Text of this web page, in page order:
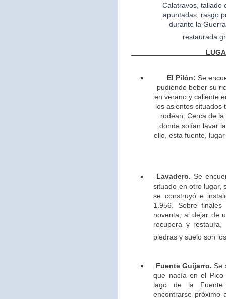
Calatravos, tallado
apuntadas, rasgo
durante la
restaurada
El Pilón: Se
pudiendo beber su
en verano y caliente
los asientos situados
rodean. Cerca de
donde solían lavar
ello, esta fuente,
Lavadero. Se
situado en otro lugar,
se construyó e
1.956. Sobre
noventa, al dejar de
recupera y restaura,
piedras y suelo son
Fuente Guijarro. Se
que nacía en el
lago de la
encontrarse próximo